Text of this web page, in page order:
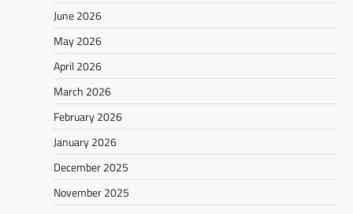
June 2026
May 2026
April 2026
March 2026
February 2026
January 2026
December 2025
November 2025